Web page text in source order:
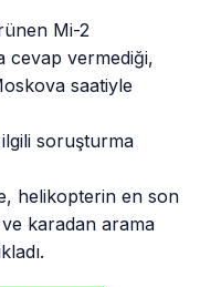
Mi-2
cevap vermediği,
saatiyle
ilgili soruşturma
helikopterin en son
karadan arama